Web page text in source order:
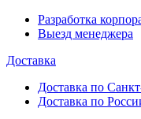
Разработка
Выезд менеджера
Доставка
Доставка по
Доставка по